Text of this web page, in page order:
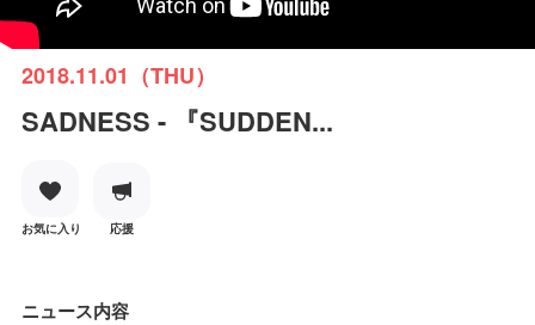
2018.11.01（THU）
SADNESS - 『SUDDEN...
お気に入り 応援
ニュース内容